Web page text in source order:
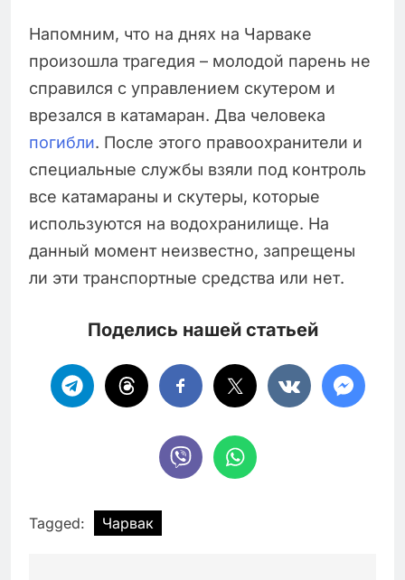
Напомним, что на днях на Чарваке
произошла трагедия – молодой парень не
справился с управлением скутером и
врезался в катамаран. Два человека
погибли. После этого правоохранители и
специальные службы взяли под контроль
все катамараны и скутеры, которые
используются на водохранилище. На
данный момент неизвестно, запрещены
ли эти транспортные средства или нет.
Поделись нашей статьей
Tagged: Чарвак